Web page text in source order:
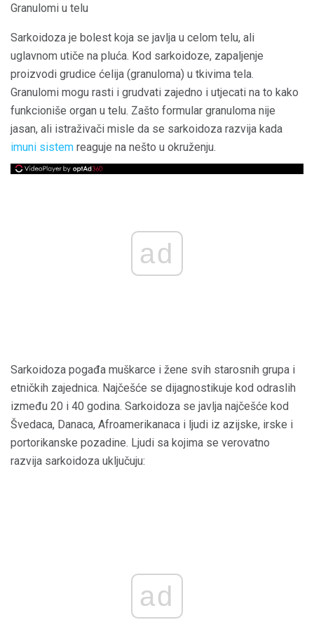
Granulomi u telu
Sarkoidoza je bolest koja se javlja u celom telu, ali
uglavnom utiče na pluća. Kod sarkoidoze, zapaljenje
proizvodi grudice ćelija (granuloma) u tkivima tela.
Granulomi mogu rasti i grudvati zajedno i utjecati na to kako
funkcioniše organ u telu. Zašto formular granuloma nije
jasan, ali istraživači misle da se sarkoidoza razvija kada
imuni sistem reaguje na nešto u okruženju.
ad
Sarkoidoza pogađa muškarce i žene svih starosnih grupa i
etničkih zajednica. Najčešće se dijagnostikuje kod odraslih
između 20 i 40 godina. Sarkoidoza se javlja najčešće kod
Švedaca, Danaca, Afroamerikanaca i ljudi iz azijske, irske i
portorikanske pozadine. Ljudi sa kojima se verovatno
razvija sarkoidoza uključuju:
ad